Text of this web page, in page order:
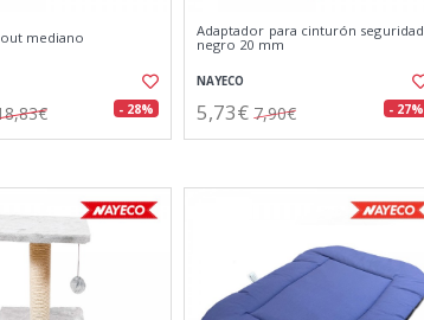
mediano
- 28%
Adaptador para cinturón seguridad
negro 20 mm
NAYECO
5,73€ 7,90€ - 27%